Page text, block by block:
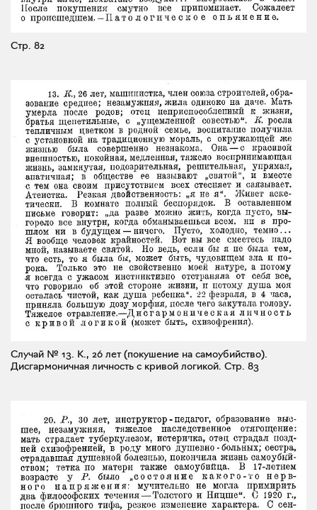
Стр. 82
Случай № 13. К., 26 лет (покушение на самоубийство).
Дисгармоничная личность с кривой логикой. Стр. 83